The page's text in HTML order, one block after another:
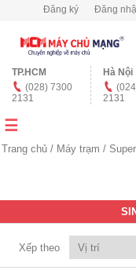
Đăng ký Đăng
TP.HCM
(028) 7300
2131
Hà Nội
2131
Trang chủ / Máy trạm /
Xếp theo